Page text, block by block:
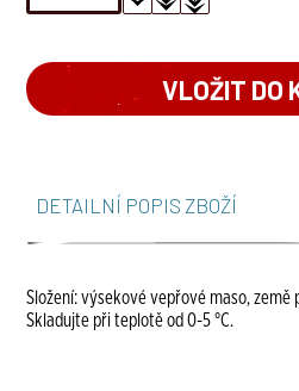
DETAILNÍ POPIS ZBOŽÍ
Složení: výsekové vepřové maso, země
Skladujte při teplotě od 0-5 °C.